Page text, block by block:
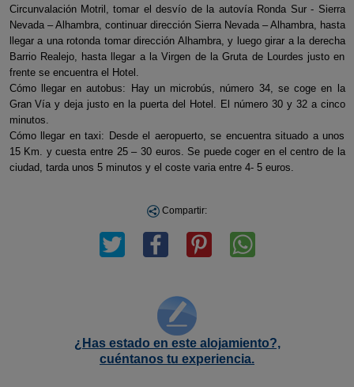
Circunvalación Motril, tomar el desvío de la autovía Ronda Sur - Sierra
Nevada – Alhambra, continuar dirección Sierra Nevada – Alhambra, hasta
llegar a una rotonda tomar dirección Alhambra, y luego girar a la derecha
Barrio Realejo, hasta llegar a la Virgen de la Gruta de Lourdes justo en
frente se encuentra el Hotel.
Cómo llegar en autobus: Hay un microbús, número 34, se coge en la
Gran Vía y deja justo en la puerta del Hotel. El número 30 y 32 a cinco
minutos.
Cómo llegar en taxi: Desde el aeropuerto, se encuentra situado a unos
15 Km. y cuesta entre 25 – 30 euros. Se puede coger en el centro de la
ciudad, tarda unos 5 minutos y el coste varia entre 4- 5 euros.
Compartir:
¿Has estado en este alojamiento?,
cuéntanos tu experiencia.